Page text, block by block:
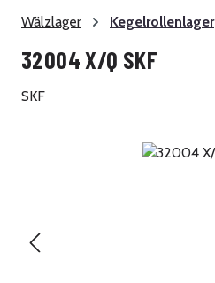
Wälzlager Kegelrollenlager
32004 X/Q SKF
SKF
Bildergalerie überspringen